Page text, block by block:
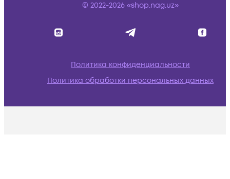
© 2022-2026 «shop.nag.uz»
Политика конфиденциальности
Политика обработки персональных данных